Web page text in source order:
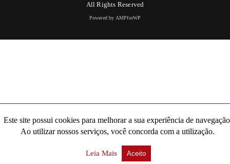
All Rights Reserved
Powered by AMPforWP
Este site possui cookies para melhorar a sua experiência de
Ao utilizar nossos serviços, você concorda com a utilização.
Leia Mais Aceito